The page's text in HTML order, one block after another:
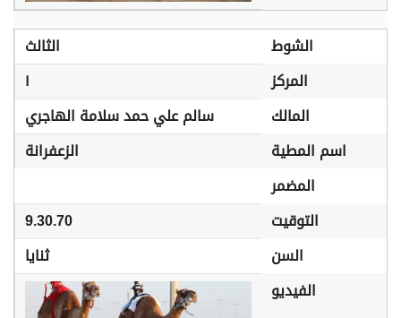
الشوط
الثالث
المركز
١
المالك
سالم علي حمد سلامة الهاجري
اسم المطية
الزعفرانة
المضمر
التوقيت
9.30.70
السن
ثنايا
الفيديو